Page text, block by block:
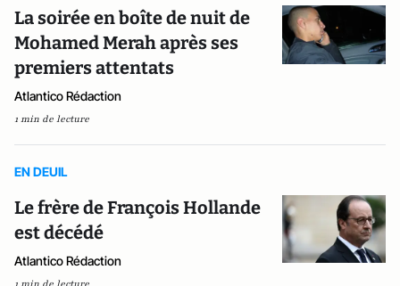
La soirée en boîte de nuit de
Mohamed Merah après ses
premiers attentats
Atlantico Rédaction
1 min de lecture
EN DEUIL
Le frère de François Hollande
est décédé
Atlantico Rédaction